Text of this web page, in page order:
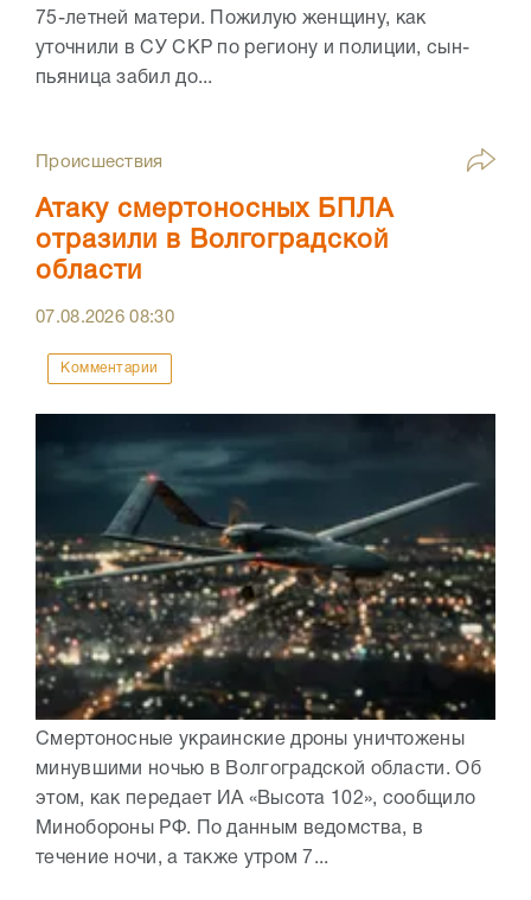
75-летней матери. Пожилую женщину, как
уточнили в СУ СКР по региону и полиции, сын-
пьяница забил до...
Происшествия
Атаку смертоносных БПЛА
отразили в Волгоградской
области
07.08.202608:30
Комментарии
Смертоносные украинские дроны уничтожены
минувшими ночью в Волгоградской области. Об
этом, как передает ИА «Высота 102», сообщило
Минобороны РФ. По данным ведомства, в
течение ночи, а также утром 7...